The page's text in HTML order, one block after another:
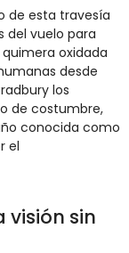
de esta travesía
del vuelo para
quimera oxidada
desde
los
de costumbre,
conocida como
el
visión sin